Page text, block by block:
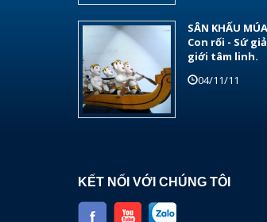
SÂN KHẤU
Con rối - Sứ
giới tâm linh.
04/11/11
KẾT NỐI VỚI CHÚNG TÔI